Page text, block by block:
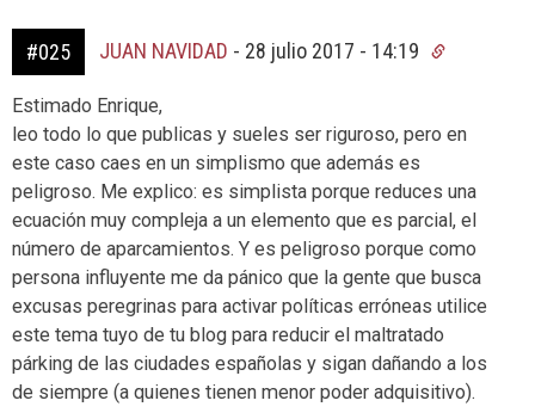
#025 JUAN NAVIDAD - 28 julio 2017 - 14:19
Estimado Enrique,
leo todo lo que publicas y sueles ser riguroso, pero en
este caso caes en un simplismo que además es
peligroso. Me explico: es simplista porque reduces una
ecuación muy compleja a un elemento que es parcial, el
número de aparcamientos. Y es peligroso porque como
persona influyente me da pánico que la gente que busca
excusas peregrinas para activar políticas erróneas utilice
este tema tuyo de tu blog para reducir el maltratado
párking de las ciudades españolas y sigan dañando a los
de siempre (a quienes tienen menor poder adquisitivo).